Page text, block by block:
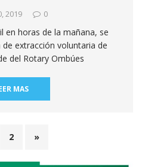
2019 0
en horas de la mañana, se
extracción voluntaria de
del Rotary Ombúes
MAS
2 »